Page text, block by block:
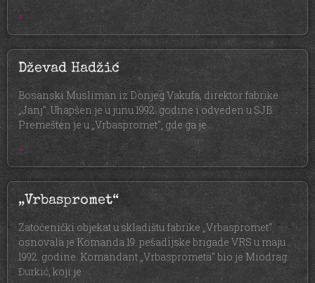
»
Dževad Hadžić
Bosanski Musliman iz Donjeg Vakufa, direktor fabrike
„Janj“. Uhapšen je u junu 1992. godine i odveden u SJB.
Premešten je u „Vrbaspromet“, gde ga je
»
„Vrbaspromet“
Zatočenički objekat u skladištu fabrike „Vrbaspromet“
osnovala je Komanda 19. pešadijske brigade VRS u maju
1992. godine. Komandant „Vrbasprometa“ bio je Miodrag
Đurkić, koji je